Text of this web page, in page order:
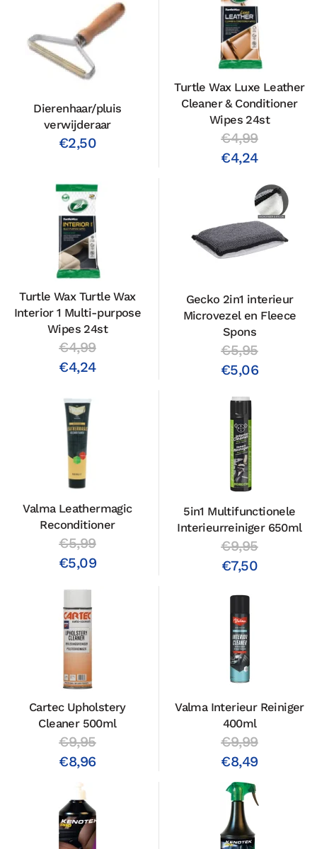
Dierenhaar/pluis
verwijderaar
€2,50
Turtle Wax Luxe Leather
Cleaner & Conditioner
Wipes 24st
€4,99
€4,24
Turtle Wax Turtle Wax
Interior 1 Multi-purpose
Wipes 24st
€4,99
€4,24
Gecko 2in1 interieur
Microvezel en Fleece
Spons
€5,95
€5,06
Valma Leathermagic
Reconditioner
€5,99
€5,09
5in1 Multifunctionele
Interieurreiniger 650ml
€9,95
€7,50
Cartec Upholstery
Cleaner 500ml
€9,95
€8,96
Valma Interieur Reiniger
400ml
€9,99
€8,49